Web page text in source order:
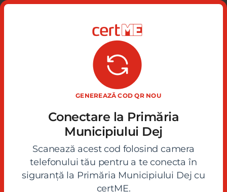
| Servicii electronice
GENEREAZĂ COD QR NOU
Conectare la Primăria
Municipiului Dej
Scanează acest cod folosind camera
telefonului tău pentru a te conecta în
siguranță la Primăria Municipiului Dej cu
certME.
© 2020 - 2026 Primăria Municipiului Dej